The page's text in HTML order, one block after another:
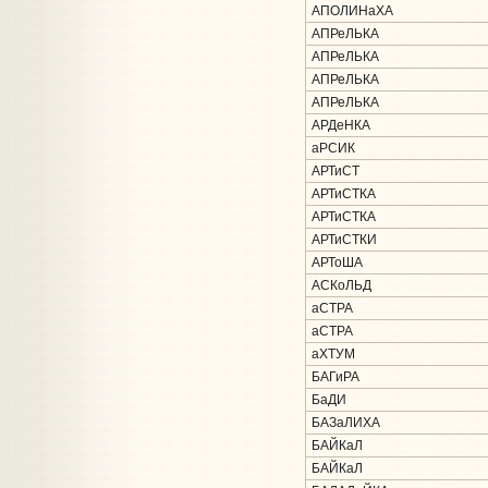
АПОЛИНаХА
АПРеЛЬКА
АПРеЛЬКА
АПРеЛЬКА
АПРеЛЬКА
АРДеНКА
аРСИК
АРТиСТ
АРТиСТКА
АРТиСТКА
АРТиСТКИ
АРТоША
АСКоЛЬД
аСТРА
аСТРА
аХТУМ
БАГиРА
БаДИ
БАЗаЛИХА
БАЙКаЛ
БАЙКаЛ